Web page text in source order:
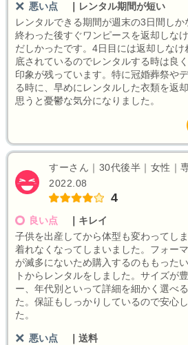
悪い点
レンタル期間が短い
レンタルできる期間が週末の3日間し
終わった後すぐワンピースを返却しな
だしかったです。4日目には返却しな
底されているのでレンタルする時は良
印象が残っています。特に冠婚葬祭や
る時に、早めにレンタルした衣類を返
思うと憂鬱な気分になりました。
すーさん｜30代後半｜女性｜
2022.08
4
良い点
キレイ
子供を出産してから体型も変わってし
着れなくなってしまいました。フォー
が滅多にないため購入するのももった
トからレンタルをしました。サイズが
ー、年代別といって詳細を細かく選べ
た。保証もしっかりしているので安心
た。
悪い点
送料